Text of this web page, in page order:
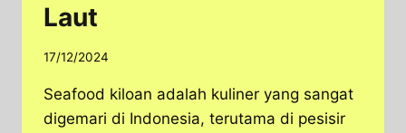
Laut
17/12/2024
Seafood kiloan adalah kuliner yang sangat
digemari di Indonesia, terutama di pesisir